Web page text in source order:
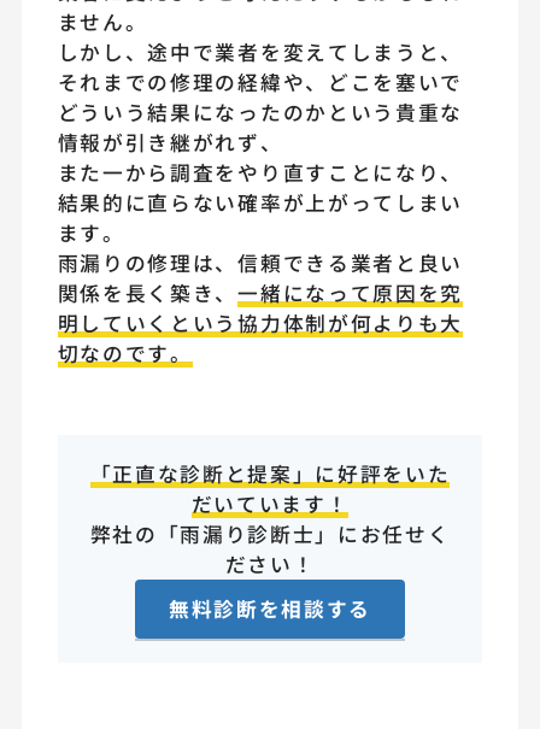
ません。
しかし、途中で業者を変えてしまうと、
それまでの修理の経緯や、どこを塞いで
どういう結果になったのかという貴重な
情報が引き継がれず、
また一から調査をやり直すことになり、
結果的に直らない確率が上がってしまい
ます。
雨漏りの修理は、信頼できる業者と良い
関係を長く築き、一緒になって原因を究
明していくという協力体制が何よりも大
切なのです。
「正直な診断と提案」に好評をいた
だいています！
弊社の「雨漏り診断士」にお任せく
ださい！
無料診断を相談する